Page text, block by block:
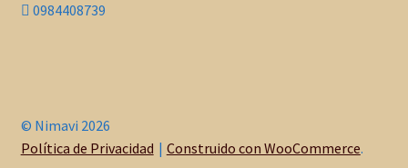
0984408739
© Nimavi 2026
Política de Privacidad
Construido con WooCommerce.